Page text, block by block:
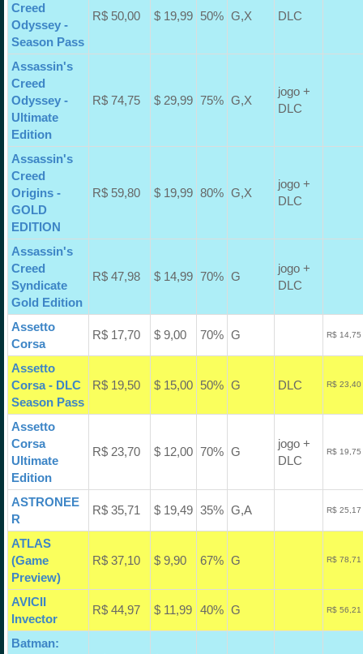
Creed
Odyssey -
Season Pass
R$ 50,00 $ 19,99 50% G,X DLC
Assassin's
Creed
Odyssey -
Ultimate
Edition
R$ 74,75 $ 29,99 75% G,X
jogo +
DLC
Assassin's
Creed
Origins -
GOLD
EDITION
R$ 59,80 $ 19,99 80% G,X
jogo +
DLC
Assassin's
Creed
Syndicate
Gold Edition
R$ 47,98 $ 14,99 70% G
jogo +
DLC
Assetto
Corsa
R$ 17,70 $ 9,00 70% G R$
Assetto
Corsa - DLC
Season Pass
R$ 19,50 $ 15,00 50% G DLC R$
Assetto
Corsa
Ultimate
Edition
R$ 23,70 $ 12,00 70% G
jogo +
DLC
R$
ASTRONEE
R
R$ 35,71 $ 19,49 35% G,A R$
ATLAS
(Game
Preview)
R$ 37,10 $ 9,90 67% G R$
AVICII
Invector
R$ 44,97 $ 11,99 40% G R$
Batman: